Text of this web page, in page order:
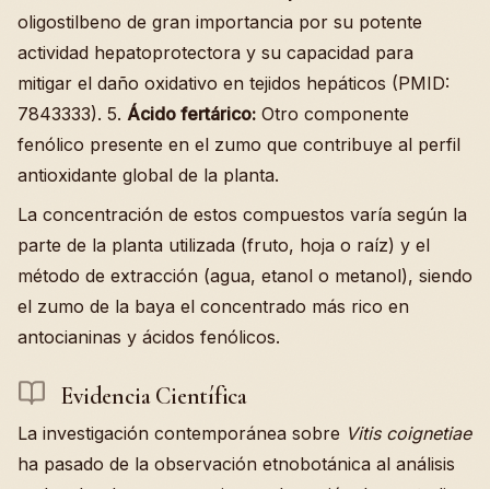
oligostilbeno de gran importancia por su potente
actividad hepatoprotectora y su capacidad para
mitigar el daño oxidativo en tejidos hepáticos (PMID:
7843333). 5. Ácido fertárico: Otro componente
fenólico presente en el zumo que contribuye al perfil
antioxidante global de la planta.
La concentración de estos compuestos varía según la
parte de la planta utilizada (fruto, hoja o raíz) y el
método de extracción (agua, etanol o metanol), siendo
el zumo de la baya el concentrado más rico en
antocianinas y ácidos fenólicos.
Evidencia Científica
La investigación contemporánea sobre Vitis coignetiae
ha pasado de la observación etnobotánica al análisis